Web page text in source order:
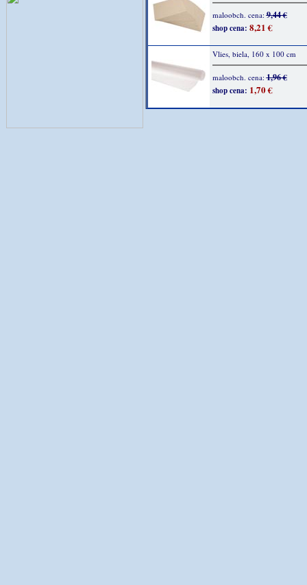
maloobch. cena:9,44 €
shop cena: 8,21 €
Vlies, biela, 160 x 100 cm
maloobch. cena:1,96 €
shop cena: 1,70 €